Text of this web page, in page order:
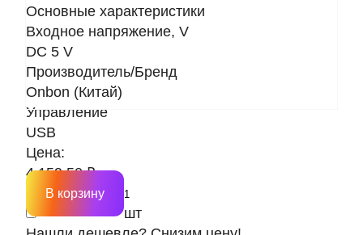
Основные характеристики
Входное напряжение, V
DC 5 V
Производитель/Бренд
Onbon (Китай)
Управление
USB
Цена:
4 159.50 ₽
шт
В корзину